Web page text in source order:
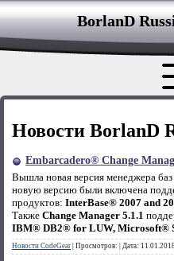
BorlanD
Новости BorlanD
Embarcadero® Change
Вышла новая версия менеджера
новую версию были включена
продуктов: InterBase® 2007 and
Также Change Manager 5.1.1
IBM® DB2® for LUW, Microsoft®
Новости CodeGear Просмотров: Дата: 11.01.2018